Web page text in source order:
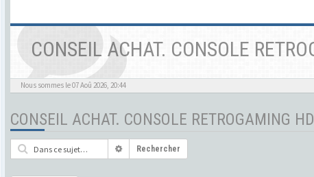
CONSEIL ACHAT. CONSOLE
Nous sommes le 07 Aoû 2026, 20:44
CONSEIL ACHAT. CONSOLE RETROGAMING
Rechercher